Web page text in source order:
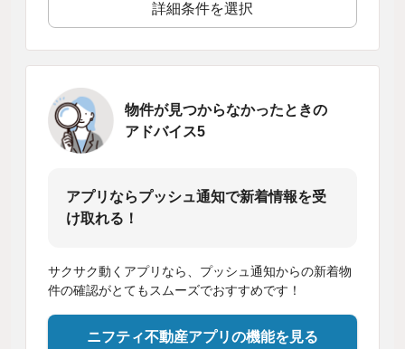
詳細条件を選択
物件が見つからなかったときの
アドバイス5
アプリならプッシュ通知で新着情報を受
け取れる！
サクサク動くアプリなら、プッシュ通知からの新着物
件の確認がとてもスムーズでおすすめです！
ニフティ不動産アプリの機能を見る